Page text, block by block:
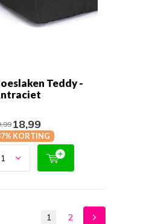
Teddy -
18,99
KORTING
1 2